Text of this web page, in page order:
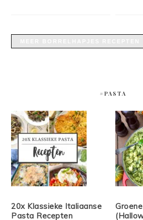
#PASTA
20x Klassieke Italiaanse
Pasta Recepten